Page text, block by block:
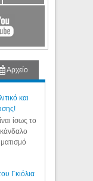
Αρχείο
και
ίσως το
Γκιόλια